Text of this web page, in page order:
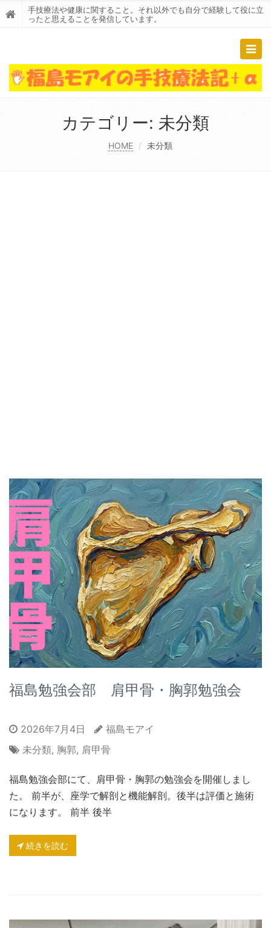
手技療法や健康に関すること。それ以外でも自分で経験して役に立
ったと思えることを発信しています。
カテゴリー: 未分類
HOME 未分類
福島勉強会部 肩甲骨・胸郭勉強会
2026年7月4日
福島モアイ
未分類, 胸郭, 肩甲骨
福島勉強会部にて、肩甲骨・胸郭の勉強会を開催しまし
た。 前半が、座学で解剖と機能解剖。後半は評価と施術
になります。 前半 後半
続きを読む